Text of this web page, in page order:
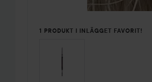
1 PRODUKT I INLÄGGET FAVORIT!